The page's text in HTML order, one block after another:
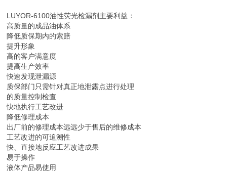
LUYOR-6100油性荧光检漏剂主要利益：
高质量的成品油体系
降低质保期内的索赔
提升形象
高的客户满意度
提高生产效率
快速发现泄漏源
质保部门只需针对真正地泄露点进行处理
的质量控制检查
快地执行工艺改进
降低修理成本
出厂前的修理成本远远少于售后的维修成本
工艺改进的可追溯性
快、直接地反应工艺改进成果
易于操作
液体产品易使用